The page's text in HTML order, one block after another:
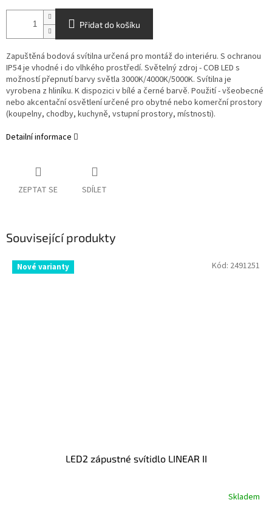
Přidat do košíku
Zapuštěná bodová svítilna určená pro montáž do interiéru. S ochranou
IP54 je vhodné i do vlhkého prostředí. Světelný zdroj - COB LED s
možností přepnutí barvy světla 3000K/4000K/5000K. Svítilna je
vyrobena z hliníku. K dispozici v bílé a černé barvě. Použití - všeobecné
nebo akcentační osvětlení určené pro obytné nebo komerční prostory
(koupelny, chodby, kuchyně, vstupní prostory, místnosti).
Detailní informace
ZEPTAT SE SDÍLET
Související produkty
Nové varianty
LED2 zápustné svítidlo LINEAR II
Skladem
Kód: 2491251